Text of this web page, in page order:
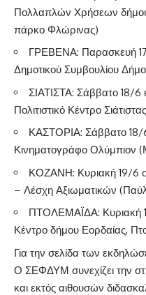
Πολλαπλών Χρήσεων
πάρκο Φλώρινας)
ΓΡΕΒΕΝΑ: Παρασκευή
Δημοτικού Συμβουλίου
ΣΙΑΤΙΣΤΑ: Σάββατο 18/6
Πολιτιστικό Κέντρο Σιάτιστας
ΚΑΣΤΟΡΙΑ: Σάββατο 18/
Κινηματογράφο Ολύμπιον
ΚΟΖΑΝΗ: Κυριακή 19/6
– Λέσχη Αξιωματικών
ΠΤΟΛΕΜΑΪΔΑ: Κυριακή
Κέντρο δήμου Εορδαίας,
Για την σελίδα των
Ο ΣΕΦΔΥΜ συνεχίζει την
και εκτός αιθουσών